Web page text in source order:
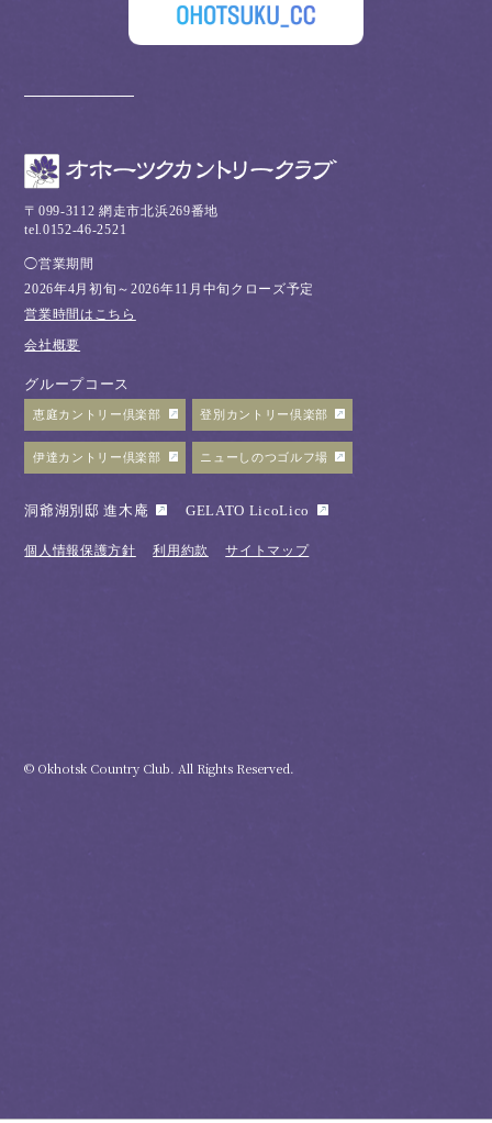
〒099-3112 網走市北浜269番地
tel.0152-46-2521
◯営業期間
2026年4月初旬～2026年11月中旬クローズ予定
営業時間はこちら
会社概要
グループコース
恵庭カントリー倶楽部 登別カントリー倶楽部
伊達カントリー倶楽部 ニューしのつゴルフ場
洞爺湖別邸 進木庵 GELATO LicoLico
個人情報保護方針 利用約款 サイトマップ
© Okhotsk Country Club. All Rights Reserved.